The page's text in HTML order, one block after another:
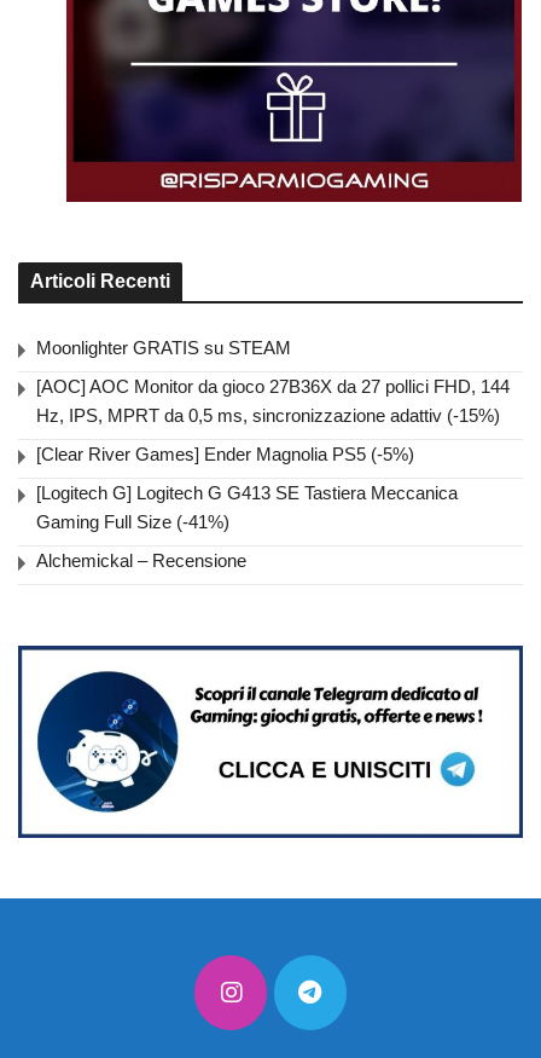
Articoli Recenti
Moonlighter GRATIS su STEAM
[AOC] AOC Monitor da gioco 27B36X da 27 pollici FHD, 144
Hz, IPS, MPRT da 0,5 ms, sincronizzazione adattiv (-15%)
[Clear River Games] Ender Magnolia PS5 (-5%)
[Logitech G] Logitech G G413 SE Tastiera Meccanica
Gaming Full Size (-41%)
Alchemickal – Recensione